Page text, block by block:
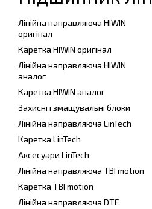
Лінійна направляюча HIWIN
оригінал
Каретка HIWIN оригінал
Лінійна направляюча HIWIN
аналог
Каретка HIWIN аналог
Захисні і змащувальні блоки
Лінійна направляюча LinTech
Каретка LinTech
Аксесуари LinTech
Лінійна направляюча TBI motion
Каретка TBI motion
Лінійна направляюча DTE